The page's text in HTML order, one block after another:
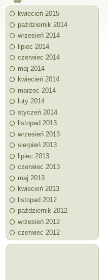
kwiecień 2015
październik 2014
wrzesień 2014
lipiec 2014
czerwiec 2014
maj 2014
kwiecień 2014
marzec 2014
luty 2014
styczeń 2014
listopad 2013
wrzesień 2013
sierpień 2013
lipiec 2013
czerwiec 2013
maj 2013
kwiecień 2013
listopad 2012
październik 2012
wrzesień 2012
czerwiec 2012